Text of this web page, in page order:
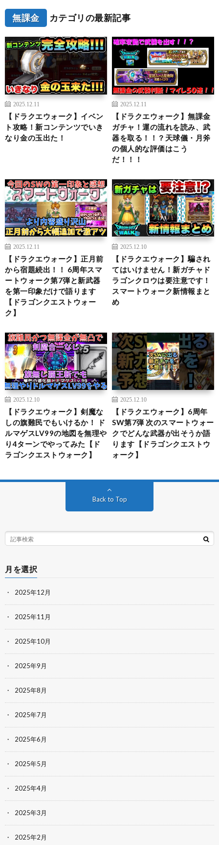
無課金 カテゴリの最新記事
2025.12.11
【ドラクエウォーク】イベン
ト攻略！新コンテンツでいき
なり金の玉出た！
2025.12.11
【ドラクエウォーク】無課金
ガチャ！運の流れを読み、武
器を取る！！？天球儀・月斧
の個人的な評価はこう
だ！！！
2025.12.11
【ドラクエウォーク】正月前
から宿題続出！！ 6周年スマ
ートウォーク第7弾と新武器
を第一印象だけで語ります
【ドラゴンクエストウォー
ク】
2025.12.10
【ドラクエウォーク】騙され
てはいけません！新ガチャド
ラゴンクロウは要注意です！
スマートウォーク新情報まと
め
2025.12.10
【ドラクエウォーク】剣魔な
しの旗難民でもいけるか！ ド
ルマゲスLV99の地図を無理や
り4ターンでやってみた【ド
ラゴンクエストウォーク】
2025.12.10
【ドラクエウォーク】6周年
SW第7弾 次のスマートウォー
クでどんな武器が出そうか語
ります【ドラゴンクエストウ
ォーク】
Back to Top
月を選択
2025年12月
2025年11月
2025年10月
2025年9月
2025年8月
2025年7月
2025年6月
2025年5月
2025年4月
2025年3月
2025年2月